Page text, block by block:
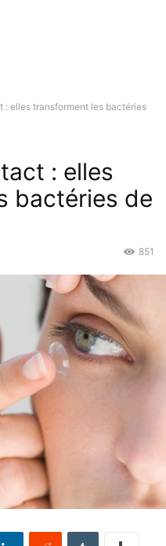
: elles transforment les bactéries
: elles
bactéries de
851